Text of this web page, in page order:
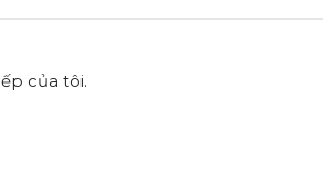
của tôi.